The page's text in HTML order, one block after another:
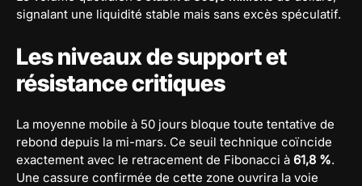
signalant une liquidité stable mais sans excès spéculatif.
Les niveaux de support et
résistance critiques
La moyenne mobile à 50 jours bloque toute tentative de
rebond depuis la mi-mars. Ce seuil technique coïncide
exactement avec le retracement de Fibonacci à 61,8 %.
Une cassure confirmée de cette zone ouvrira la voie